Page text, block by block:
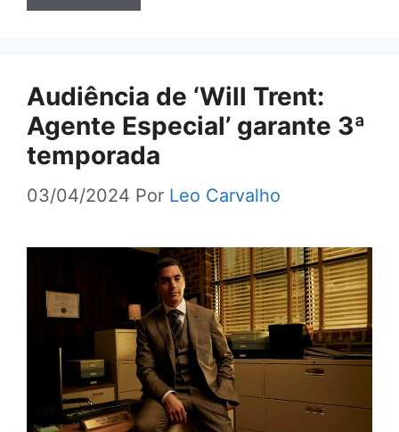
Audiência de ‘Will Trent:
Agente Especial’ garante 3ª
temporada
03/04/2024 Por Leo Carvalho